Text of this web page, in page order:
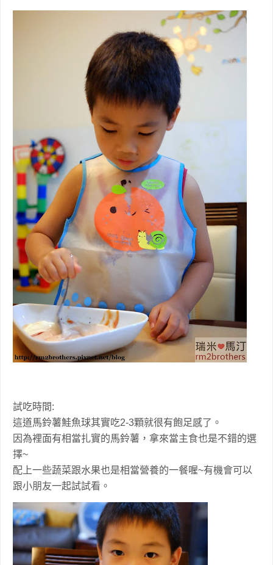
試吃時間:
這道馬鈴薯鮭魚球其實吃2-3顆就很有飽足感了。
因為裡面有相當扎實的馬鈴薯，拿來當主食也是不錯的選
擇~
配上一些蔬菜跟水果也是相當營養的一餐喔~有機會可以
跟小朋友一起試試看。